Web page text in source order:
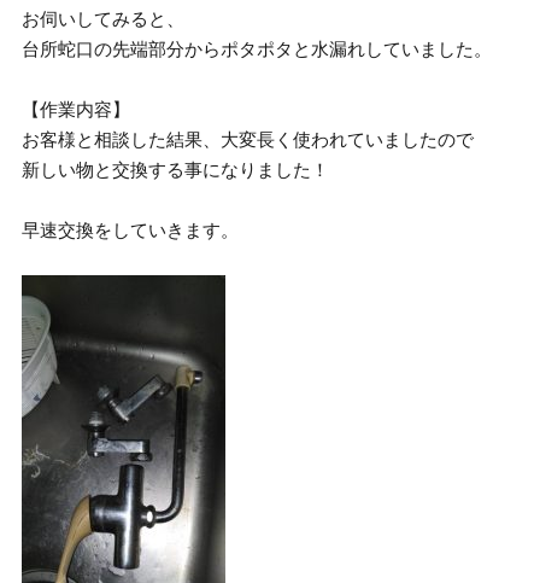
お伺いしてみると、
台所蛇口の先端部分からポタポタと水漏れしていました。
【作業内容】
お客様と相談した結果、大変長く使われていましたので
新しい物と交換する事になりました！
早速交換をしていきます。